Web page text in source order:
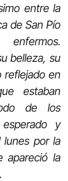
entre la
de San Pío
belleza, su
reflejado en
estaban
de los
y
lunes por la
apareció la